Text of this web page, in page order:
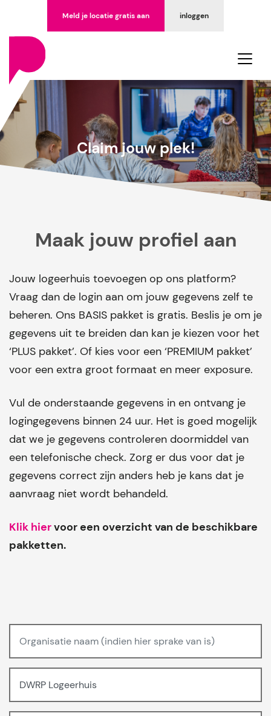
inloggen
Meld je locatie gratis aan
Claim jouw plek!
Maak jouw profiel aan
Jouw logeerhuis toevoegen op ons platform?
Vraag dan de login aan om jouw gegevens zelf te
beheren. Ons BASIS pakket is gratis. Beslis je om je
gegevens uit te breiden dan kan je kiezen voor het
‘PLUS pakket’. Of kies voor een ‘PREMIUM pakket’
voor een extra groot formaat en meer exposure.
Vul de onderstaande gegevens in en ontvang je
logingegevens binnen 24 uur. Het is goed mogelijk
dat we je gegevens controleren doormiddel van
een telefonische check. Zorg er dus voor dat je
gegevens correct zijn anders heb je kans dat je
aanvraag niet wordt behandeld.
Klik hiervoor een overzicht van de beschikbare
pakketten.